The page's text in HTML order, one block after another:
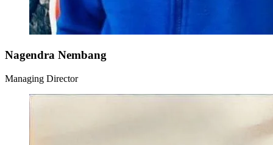
Nagendra Nembang
Managing Director